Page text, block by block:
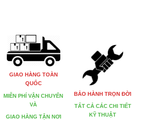
GIAO HÀNG TOÀN
QUỐC
MIỄN PHÍ VẬN CHUYỂN
VÀ
GIAO HÀNG TẬN NƠI
BẢO HÀNH TRỌN ĐỜI
TẤT CẢ CÁC CHI TIẾT
KỸ THUẬT